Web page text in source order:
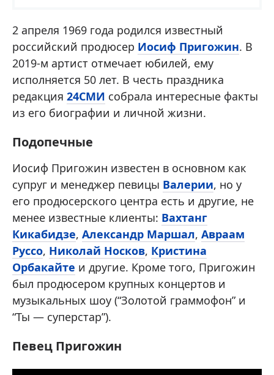
2 апреля 1969 года родился известный
российский продюсер Иосиф Пригожин. В
2019-м артист отмечает юбилей, ему
исполняется 50 лет. В честь праздника
редакция 24СМИ собрала интересные факты
из его биографии и личной жизни.
Подопечные
Иосиф Пригожин известен в основном как
супруг и менеджер певицы Валерии, но у
его продюсерского центра есть и другие, не
менее известные клиенты: Вахтанг
Кикабидзе, Александр Маршал, Авраам
Руссо, Николай Носков, Кристина
Орбакайте и другие. Кроме того, Пригожин
был продюсером крупных концертов и
музыкальных шоу (“Золотой граммофон” и
“Ты — суперстар”).
Певец Пригожин